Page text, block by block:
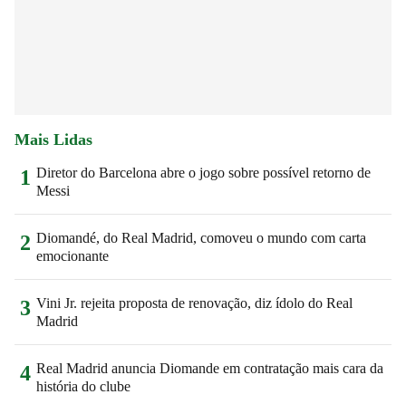
Mais Lidas
1 Diretor do Barcelona abre o jogo sobre possível retorno de
Messi
2 Diomandé, do Real Madrid, comoveu o mundo com carta
emocionante
3 Vini Jr. rejeita proposta de renovação, diz ídolo do Real
Madrid
4 Real Madrid anuncia Diomande em contratação mais cara da
história do clube